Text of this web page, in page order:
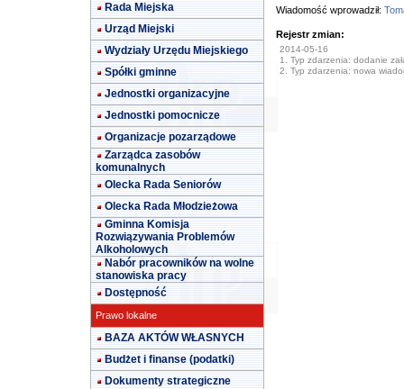
Rada Miejska
Urząd Miejski
Wydziały Urzędu Miejskiego
Spółki gminne
Jednostki organizacyjne
Jednostki pomocnicze
Organizacje pozarządowe
Zarządca zasobów
komunalnych
Olecka Rada Seniorów
Olecka Rada Młodzieżowa
Gminna Komisja
Rozwiązywania Problemów
Alkoholowych
Nabór pracowników na wolne
stanowiska pracy
Dostępność
Prawo lokalne
BAZA AKTÓW WŁASNYCH
Budżet i finanse (podatki)
Dokumenty strategiczne
Wiadomość wprowadził:
Rejestr zmian:
2014-05-16
1. Typ zdarzenia: dodanie
2. Typ zdarzenia: nowa